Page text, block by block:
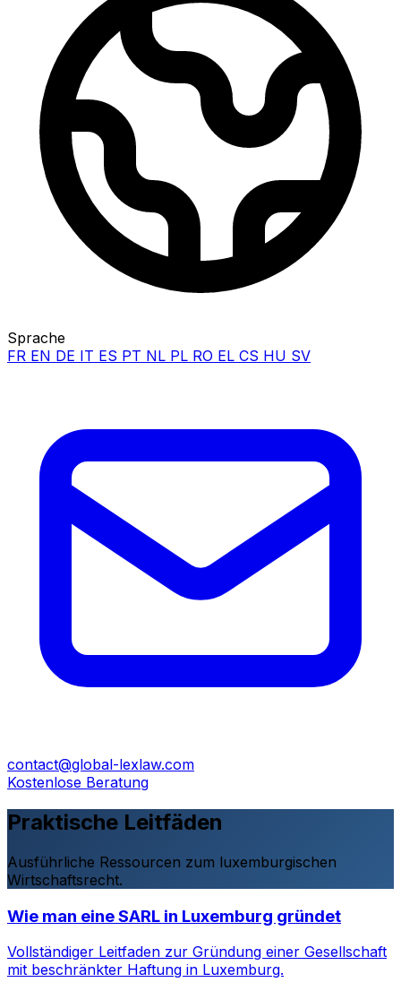
Sprache
FR EN DE IT ES PT NL PL RO EL CS HU SV
contact@global-lexlaw.com
Kostenlose Beratung
Praktische Leitfäden
Ausführliche Ressourcen zum luxemburgischen
Wirtschaftsrecht.
Wie man eine SARL in Luxemburg gründet
Vollständiger Leitfaden zur Gründung einer Gesellschaft
mit beschränkter Haftung in Luxemburg.